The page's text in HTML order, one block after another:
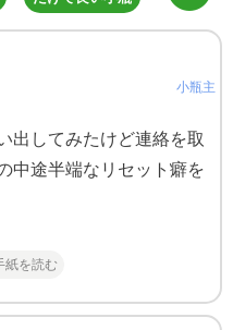
小瓶主
出してみたけど連絡を取
中途半端なリセット癖を
紙を読む